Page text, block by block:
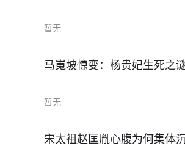
暂无
马嵬坡惊变：杨贵妃生死之
暂无
宋太祖赵匡胤心腹为何集体